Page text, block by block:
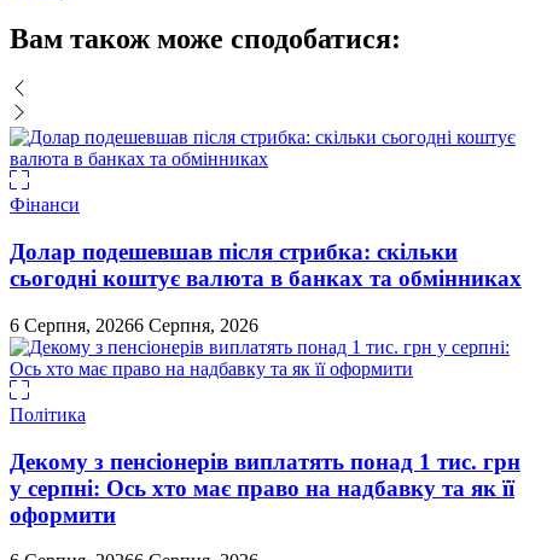
Вам також може сподобатися:
Фінанси
Долар подешевшав після стрибка: скільки
сьогодні коштує валюта в банках та обмінниках
6 Серпня, 20266 Серпня, 2026
Політика
Декому з пенсіонерів виплатять понад 1 тис. грн
у серпні: Ось хто має право на надбавку та як її
оформити